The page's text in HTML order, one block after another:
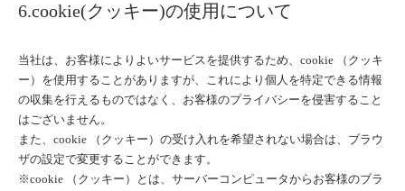
6.cookie(クッキー)の使用について
当社は、お客様によりよいサービスを提供するため、cookie （クッキ
ー）を使用することがありますが、これにより個人を特定できる情報
の収集を行えるものではなく、お客様のプライバシーを侵害すること
はございません。
また、cookie （クッキー）の受け入れを希望されない場合は、ブラウ
ザの設定で変更することができます。
※cookie （クッキー）とは、サーバーコンピュータからお客様のブラ